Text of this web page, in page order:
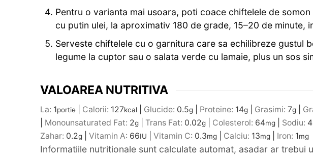
Pentru o varianta mai usoara, poti coace chiftelele de
cu putin ulei, la aproximativ 180 de grade, 15–20 de minute,
Serveste chiftelele cu o garnitura care sa echilibreze gustul
legume la cuptor sau o salata verde cu lamaie, plus un sos
VALOAREA NUTRITIVA
La: 1portie Calorii: 127kcal Glucide: 0.5g Proteine: 14g Grasimi: 7g
Monounsaturated Fat: 2g Trans Fat: 0.02g Colesterol: 64mg Sodiu:
Zahar: 0.2g Vitamin A: 66IU Vitamin C: 0.3mg Calciu: 13mg Iron: 1mg
Informatiile nutritionale sunt calculate automat, asadar ar trebui